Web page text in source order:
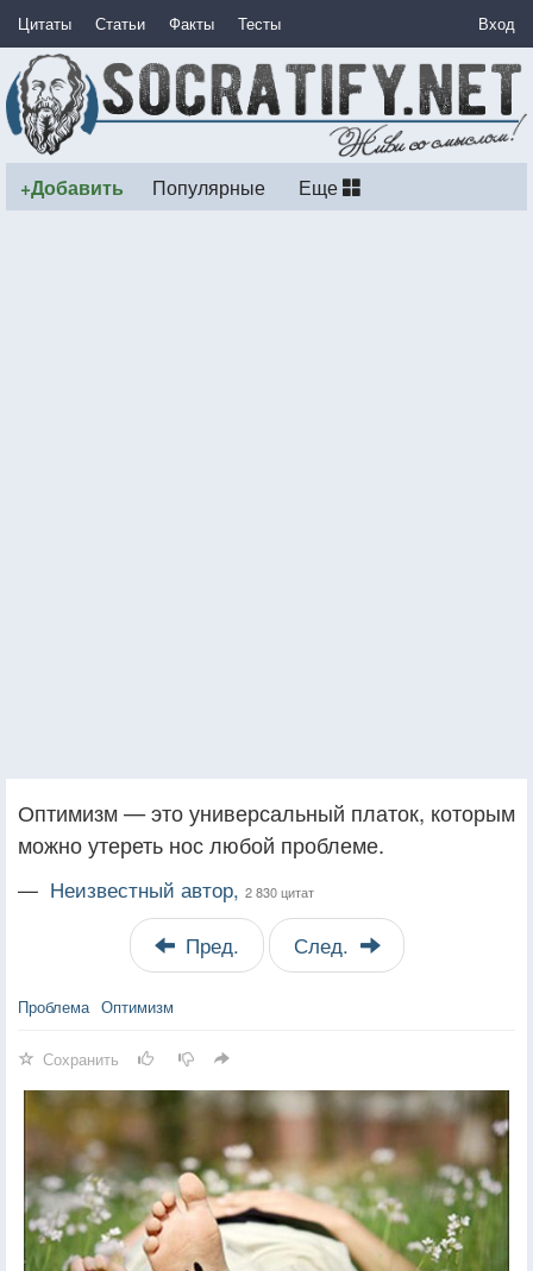
Цитаты Статьи Факты Тесты Вход
+Добавить Популярные Еще
Оптимизм — это универсальный платок, которым
можно утереть нос любой проблеме.
— Неизвестный автор, 2 830 цитат
Пред. След.
Проблема Оптимизм
Сохранить